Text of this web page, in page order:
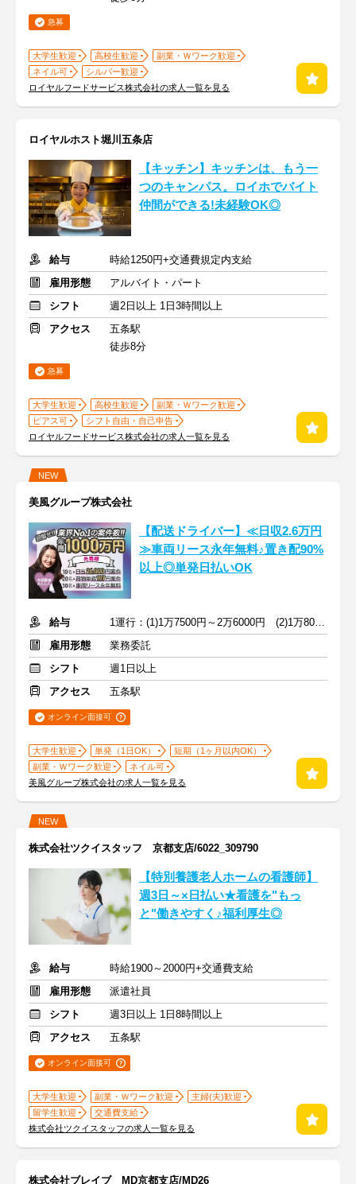
急募
大学生歓迎 高校生歓迎
副業・Ｗワーク歓迎
ネイル可
シルバー歓迎
ロイヤルフードサービス株式会社の求人一覧を見る
ロイヤルホスト堀川五条店
【キッチン】キッチンは、もう一
つのキャンパス。ロイホでバイト
仲間ができる!未経験OK◎
給与
時給1250円+交通費規定内支給
雇用形態
アルバイト・パート
シフト
週2日以上 1日3時間以上
アクセス
五条駅
徒歩8分
急募
大学生歓迎 高校生歓迎
副業・Ｗワーク歓迎
ピアス可
シフト自由・自己申告
ロイヤルフードサービス株式会社の求人一覧を見る
NEW
美風グループ株式会社
【配送ドライバー】≪日収2.6万円
≫車両リース永年無料♪置き配90%
以上◎単発日払いOK
給与
1運行：(1)1万7500円～2万6000円 (2)1万8000円～2万6000円
雇用形態
業務委託
シフト
週1日以上
アクセス
五条駅
オンライン面接可
大学生歓迎 単発（1日OK）
短期（1ヶ月以内OK）
副業・Ｗワーク歓迎
ネイル可
美風グループ株式会社の求人一覧を見る
NEW
株式会社ツクイスタッフ 京都支店/6022_309790
【特別養護老人ホームの看護師】
週3日～×日払い★看護を"もっ
と"働きやすく♪福利厚生◎
給与
時給1900～2000円+交通費支給
雇用形態
派遣社員
シフト
週3日以上 1日8時間以上
アクセス
五条駅
オンライン面接可
大学生歓迎 副業・Ｗワーク歓迎
主婦(夫)歓迎
留学生歓迎
交通費支給
株式会社ツクイスタッフの求人一覧を見る
株式会社ブレイブ MD京都支店/MD26